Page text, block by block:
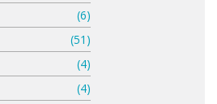
(6)
(51)
(4)
(4)